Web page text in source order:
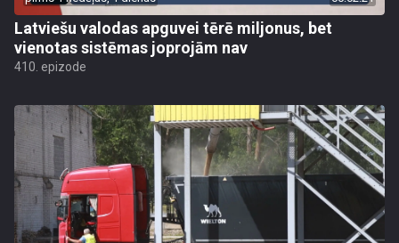
Latviešu valodas apguvei tērē miljonus, bet
vienotas sistēmas joprojām nav
410. epizode